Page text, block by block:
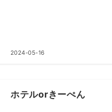
2024-05-16
ホテルorきーぺん